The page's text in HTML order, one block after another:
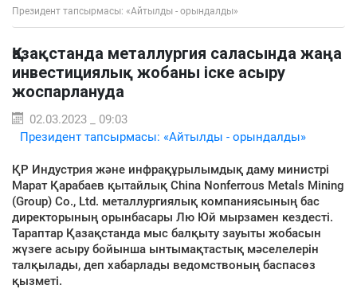
Президент тапсырмасы: «Айтылды - орындалды»
Қазақстанда металлургия саласында жаңа
инвестициялық жобаны іске асыру
жоспарлануда
02.03.2023 _ 09:03
Президент тапсырмасы: «Айтылды - орындалды»
ҚР Индустрия және инфрақұрылымдық даму министрі
Марат Қарабаев қытайлық China Nonferrous Metals Mining
(Group) Co., Ltd. металлургиялық компаниясының бас
директорының орынбасары Лю Юй мырзамен кездесті.
Тараптар Қазақстанда мыс балқыту зауыты жобасын
жүзеге асыру бойынша ынтымақтастық мәселелерін
талқылады, деп хабарлады ведомствоның баспасөз
қызметі.